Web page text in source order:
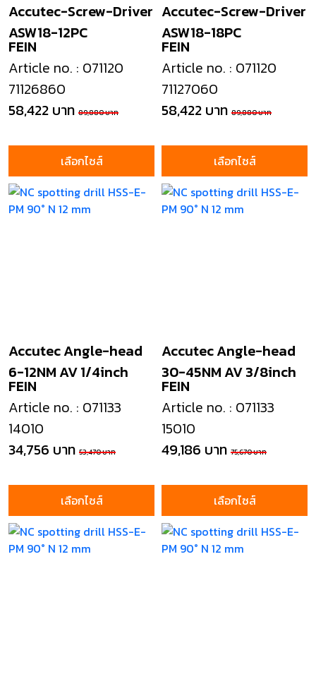
FEIN
Accutec-Screw-Driver
ASW18-12PC
Article no. : 071120
71126860
58,422 บาท 89,880 บาท
เลือกไซส์
FEIN
Accutec-Screw-Driver
ASW18-18PC
Article no. : 071120
71127060
58,422 บาท 89,880 บาท
เลือกไซส์
FEIN
Accutec Angle-head
6-12NM AV 1/4inch
Article no. : 071133
14010
34,756 บาท 53,470 บาท
เลือกไซส์
FEIN
Accutec Angle-head
30-45NM AV 3/8inch
Article no. : 071133
15010
49,186 บาท 75,670 บาท
เลือกไซส์